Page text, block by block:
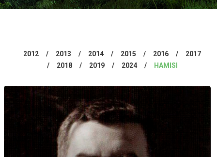
2012 2013 2014 2015 2016
2017
2018
2019 2024 HAMISI